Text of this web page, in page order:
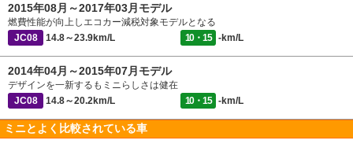
2015年08月～2017年03月モデル
燃費性能が向上しエコカー減税対象モデルとなる
JC08
14.8～23.9km/L 10・15 -km/L
2014年04月～2015年07月モデル
デザインを一新するもミニらしさは健在
JC08
14.8～20.2km/L 10・15 -km/L
ミニとよく比較されている車